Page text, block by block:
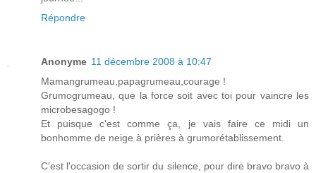
Répondre
Anonyme 11 décembre 2008 à 10:47
Mamangrumeau,papagrumeau,courage !
Grumogrumeau, que la force soit avec toi pour vaincre les
microbesagogo !
Et puisque c'est comme ça, je vais faire ce midi un
bonhomme de neige à prières à grumorétablissement.
C'est l'occasion de sortir du silence, pour dire bravo bravo à